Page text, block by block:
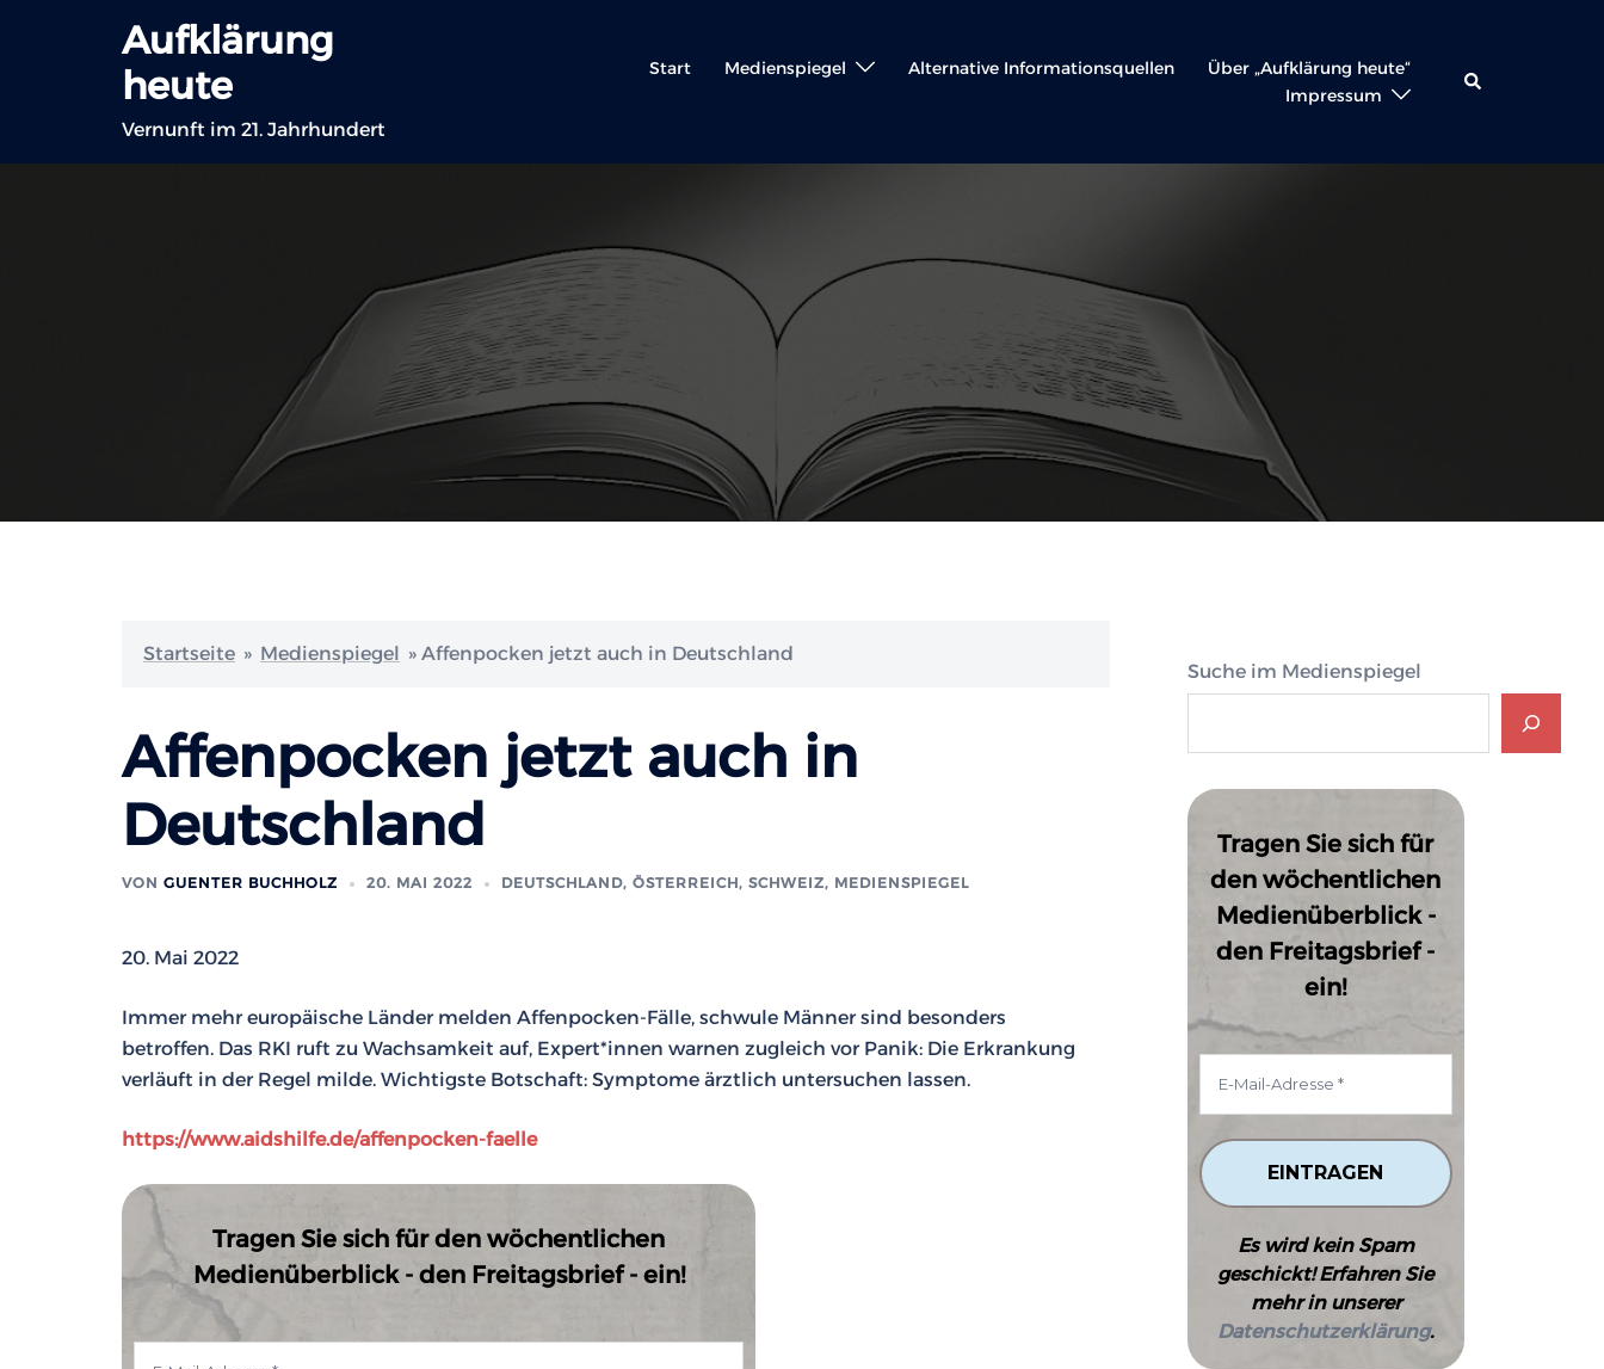
Aufklärung
heute
Vernunft im 21. Jahrhundert
Start Medienspiegel Alternative Informationsquellen
Über „Aufklärung heute“
Impressum
Suche
Startseite » Medienspiegel » Affenpocken jetzt auch in Deutschland
Affenpocken jetzt auch in
Deutschland
VON GUENTER BUCHHOLZ 20. MAI 2022 DEUTSCHLAND, ÖSTERREICH, SCHWEIZ, MEDIENSPIEGEL
20. Mai 2022
Immer mehr europäische Länder melden Affenpocken-Fälle, schwule Männer sind besonders
betroffen. Das RKI ruft zu Wachsamkeit auf, Expert*innen warnen zugleich vor Panik: Die Erkrankung
verläuft in der Regel milde. Wichtigste Botschaft: Symptome ärztlich untersuchen lassen.
https://www.aidshilfe.de/affenpocken-faelle
Tragen Sie sich für den wöchentlichen
Medienüberblick - den Freitagsbrief - ein!
Suche im Medienspiegel
Tragen Sie sich für
den wöchentlichen
Medienüberblick -
den Freitagsbrief -
ein!
Es wird kein Spam
geschickt! Erfahren Sie
mehr in unserer
Datenschutzerklärung.